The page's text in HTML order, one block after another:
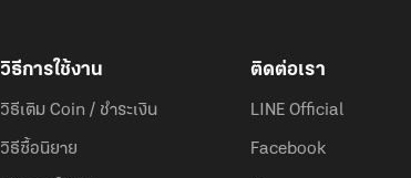
วิธีการใช้งาน
วิธีเติม Coin / ชำระเงิน
วิธีซื้อนิยาย
ติดต่อเรา
LINE Official
Facebook